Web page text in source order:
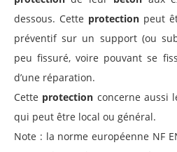
dessous. Cette protection peut
préventif sur un support (ou
peu fissuré, voire pouvant se
d’une réparation.
Cette protection concerne aussi
qui peut être local ou général.
Note : la norme européenne NF